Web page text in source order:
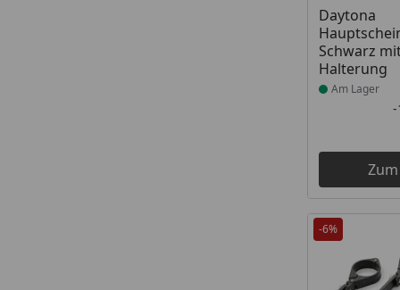
Daytona
Schwarz
Halterung
Produkt am
Am Lager
-
-6%